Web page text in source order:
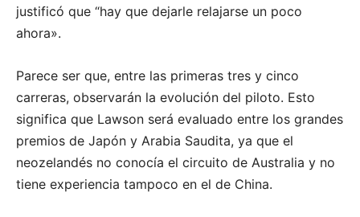
justificó que “hay que dejarle relajarse un poco
ahora».
Parece ser que, entre las primeras tres y cinco
carreras, observarán la evolución del piloto. Esto
significa que Lawson será evaluado entre los grandes
premios de Japón y Arabia Saudita, ya que el
neozelandés no conocía el circuito de Australia y no
tiene experiencia tampoco en el de China.